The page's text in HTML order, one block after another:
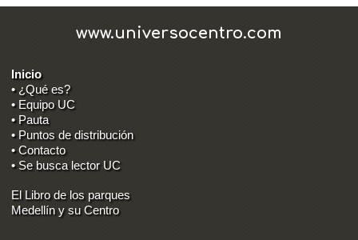
www.universocentro.com
Inicio
• ¿Qué es?
• Equipo UC
• Pauta
• Puntos de distribución
• Contacto
• Se busca lector UC
El Libro de los parques
Medellín y su Centro